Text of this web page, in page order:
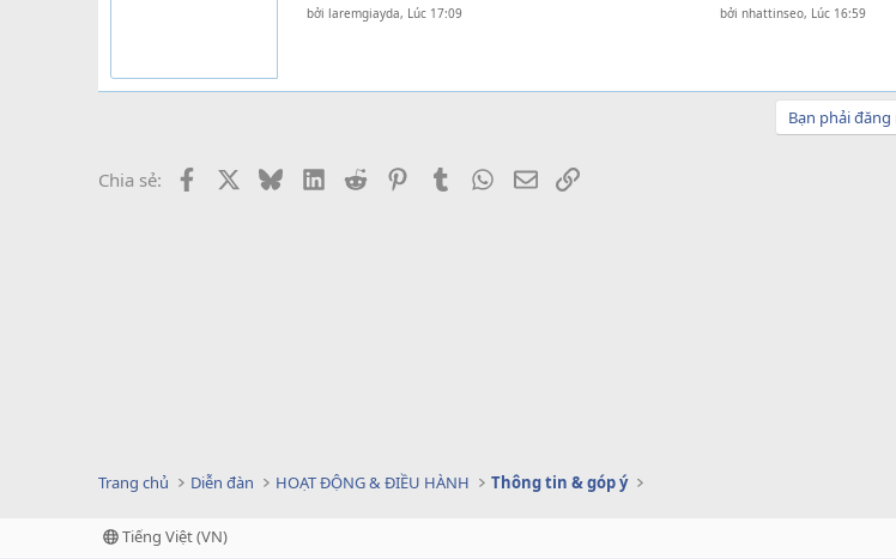
bởi laremgiayda, Lúc 17:09 bởi nhattinseo, Lúc 16:59
Bạn phải
Chia sẻ: Facebook BlueskyLinkedIn
Reddit PinterestTumblr WhatsApp
EmailLink
Trang chủ Diễn đàn HOẠT ĐỘNG & ĐIỀU HÀNH Thông tin & góp ý
Tiếng Việt (VN)